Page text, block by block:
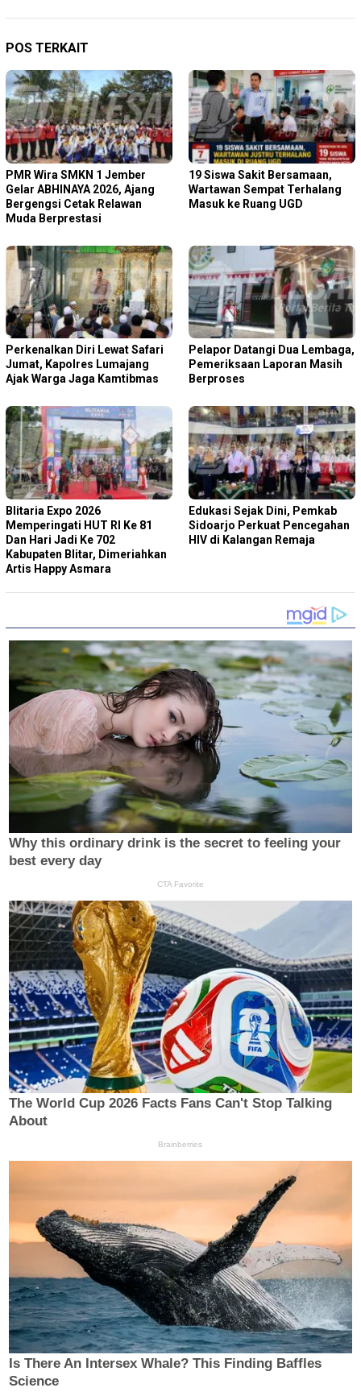
POS TERKAIT
PMR Wira SMKN 1 Jember
Gelar ABHINAYA 2026, Ajang
Bergengsi Cetak Relawan
Muda Berprestasi
19 Siswa Sakit Bersamaan,
Wartawan Sempat Terhalang
Masuk ke Ruang UGD
Perkenalkan Diri Lewat Safari
Jumat, Kapolres Lumajang
Ajak Warga Jaga Kamtibmas
Pelapor Datangi Dua Lembaga,
Pemeriksaan Laporan Masih
Berproses
Blitaria Expo 2026
Memperingati HUT RI Ke 81
Dan Hari Jadi Ke 702
Kabupaten Blitar, Dimeriahkan
Artis Happy Asmara
Edukasi Sejak Dini, Pemkab
Sidoarjo Perkuat Pencegahan
HIV di Kalangan Remaja